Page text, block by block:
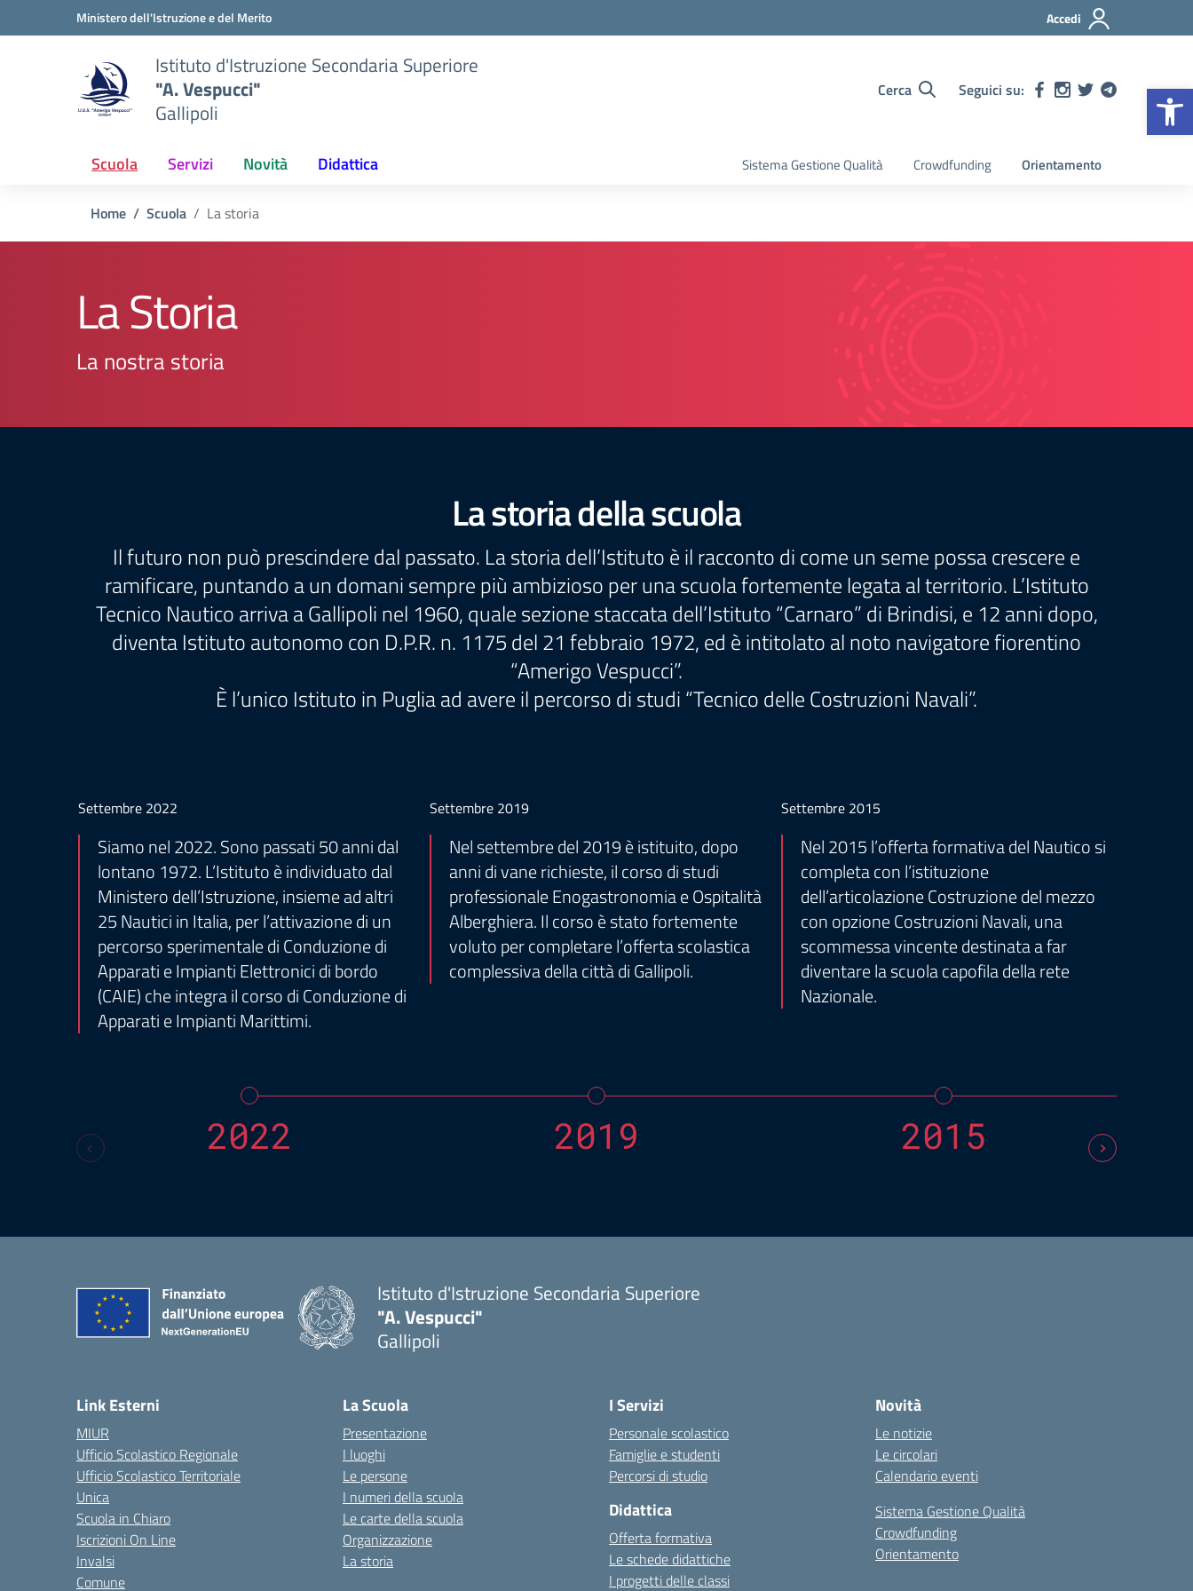
Vai ai contenuti
Vai al menu di navigazioneMinistero dell'Istruzione e del Merito Accedi
Istituto d'Istruzione Secondaria Superiore
"A. Vespucci"
Gallipoli
Cerca Seguici su:
Scuola Servizi Novità Didattica Sistema Gestione Qualità Crowdfunding Orientamento
Home Scuola La storia
La Storia
La nostra storia
La storia della scuola
Il futuro non può prescindere dal passato. La storia dell’Istituto è il racconto di come un seme possa crescere e
ramificare, puntando a un domani sempre più ambizioso per una scuola fortemente legata al territorio. L’Istituto
Tecnico Nautico arriva a Gallipoli nel 1960, quale sezione staccata dell’Istituto “Carnaro” di Brindisi, e 12 anni dopo,
diventa Istituto autonomo con D.P.R. n. 1175 del 21 febbraio 1972, ed è intitolato al noto navigatore fiorentino
“Amerigo Vespucci”.
È l’unico Istituto in Puglia ad avere il percorso di studi “Tecnico delle Costruzioni Navali”.
Settembre 2022
Siamo nel 2022. Sono passati 50 anni dal
lontano 1972. L’Istituto è individuato dal
Ministero dell’Istruzione, insieme ad altri
25 Nautici in Italia, per l’attivazione di un
percorso sperimentale di Conduzione di
Apparati e Impianti Elettronici di bordo
(CAIE) che integra il corso di Conduzione di
Apparati e Impianti Marittimi.
Settembre 2019
Nel settembre del 2019 è istituito, dopo
anni di vane richieste, il corso di studi
professionale Enogastronomia e Ospitalità
Alberghiera. Il corso è stato fortemente
voluto per completare l’offerta scolastica
complessiva della città di Gallipoli.
Settembre 2015
Nel 2015 l’offerta formativa del Nautico si
completa con l’istituzione
dell’articolazione Costruzione del mezzo
con opzione Costruzioni Navali, una
scommessa vincente destinata a far
diventare la scuola capofila della rete
Nazionale.
2022 2019 2015
Istituto d'Istruzione Secondaria Superiore
"A. Vespucci"
Gallipoli
Link Esterni
MIUR
Ufficio Scolastico Regionale
Ufficio Scolastico Territoriale
Unica
Scuola in Chiaro
Iscrizioni On Line
Invalsi
Comune
La Scuola
Presentazione
I luoghi
Le persone
I numeri della scuola
Le carte della scuola
Organizzazione
La storia
I Servizi
Personale scolastico
Famiglie e studenti
Percorsi di studio
Didattica
Offerta formativa
Le schede didattiche
I progetti delle classi
Novità
Le notizie
Le circolari
Calendario eventi
Sistema Gestione Qualità
Crowdfunding
Orientamento